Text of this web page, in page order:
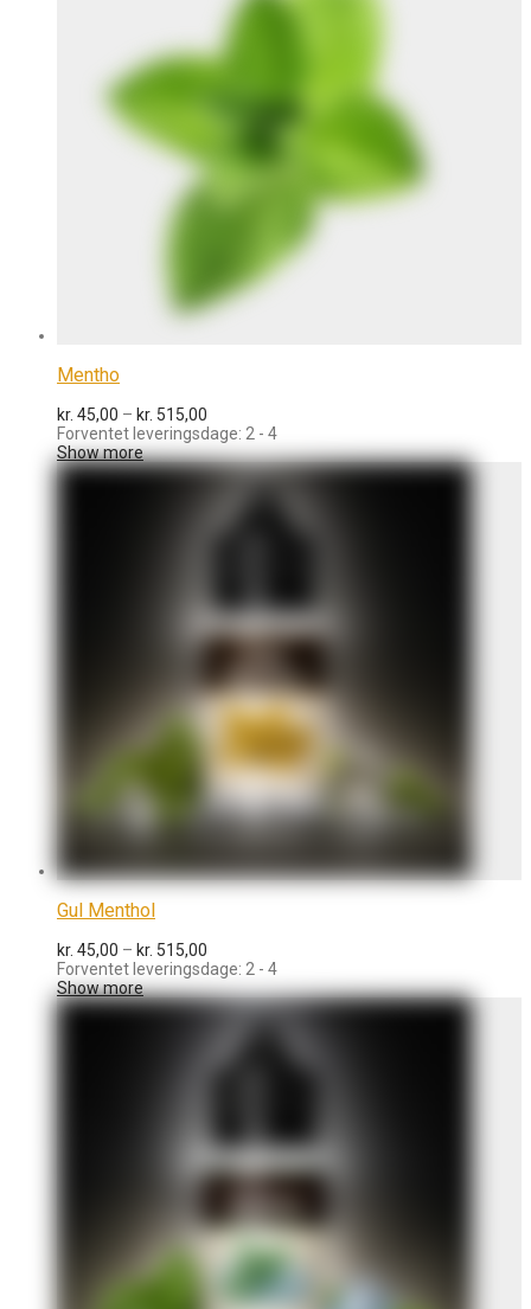
Mentho
kr. 45,00 – kr. 515,00
kr. 45,00
til
kr. 515,00
Forventet leveringsdage: 2 - 4
Show more
Gul Menthol
kr. 45,00 – kr. 515,00
kr. 45,00
til
kr. 515,00
Forventet leveringsdage: 2 - 4
Show more